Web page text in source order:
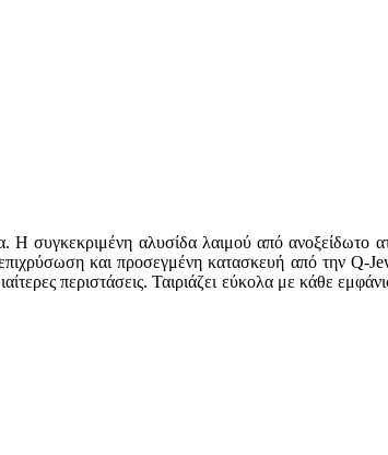
συγκεκριμένη αλυσίδα λαιμού από ανοξείδωτο
και προσεγμένη κατασκευή από την Q-
περιστάσεις. Ταιριάζει εύκολα με κάθε